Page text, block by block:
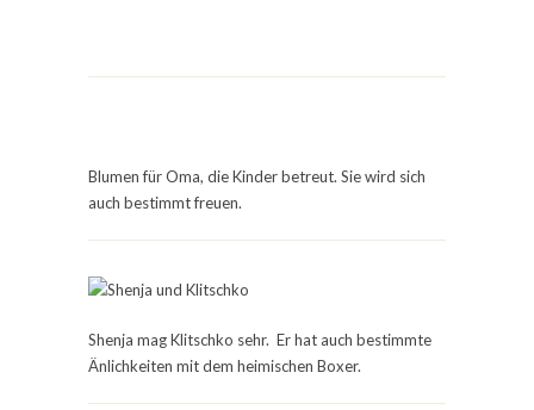
Blumen für Oma, die Kinder betreut. Sie wird sich
auch bestimmt freuen.
Shenja mag Klitschko sehr. Er hat auch bestimmte
Änlichkeiten mit dem heimischen Boxer.